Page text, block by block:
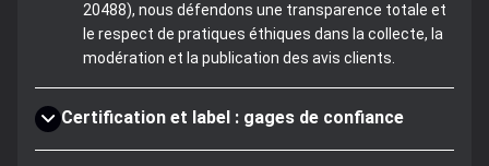
20488), nous défendons une transparence totale et
le respect de pratiques éthiques dans la collecte, la
modération et la publication des avis clients.
Certification et label : gages de confiance